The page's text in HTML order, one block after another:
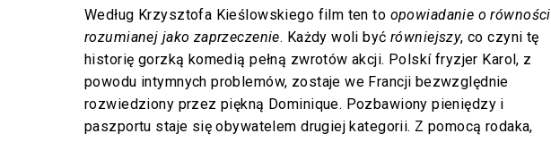
Według Krzysztofa Kieślowskiego film ten to opowiadanie o równości
rozumianej jako zaprzeczenie. Każdy woli być równiejszy, co czyni tę
historię gorzką komedią pełną zwrotów akcji. Polskí fryzjer Karol, z
powodu intymnych problemów, zostaje we Francji bezwzględnie
rozwiedziony przez piękną Dominique. Pozbawiony pieniędzy i
paszportu staje się obywatelem drugiej kategorii. Z pomocą rodaka,